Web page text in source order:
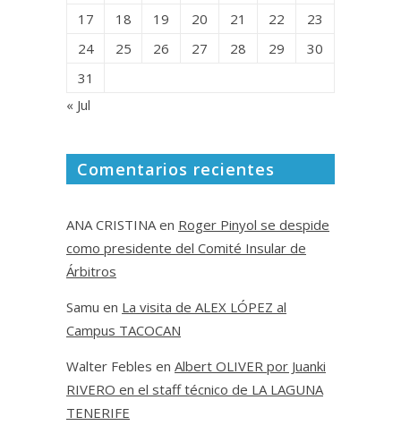
17
18 19 20 21 22
23
24
25 26 27 28 29
30
31
« Jul
Comentarios recientes
ANA CRISTINAen Roger Pinyol se despide
como presidente del Comité Insular de
Árbitros
Samu en La visita de ALEX LÓPEZ al
Campus TACOCAN
Walter Febles en Albert OLIVER por Juanki
RIVERO en el staff técnico de LA LAGUNA
TENERIFE